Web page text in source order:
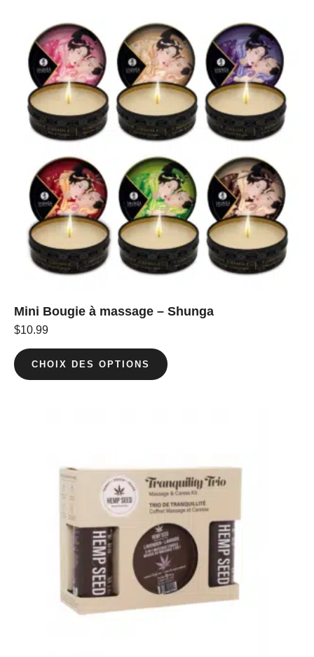
Mini Bougie à massage – Shunga
$10.99
CHOIX DES OPTIONS